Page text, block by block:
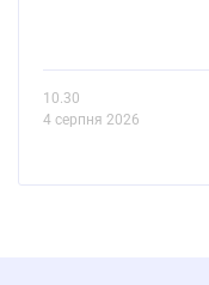
10.30
4 серпня 2026